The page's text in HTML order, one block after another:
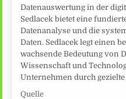
Datenauswertung in der
Sedlacek bietet eine
Datenanalyse und die
Daten. Sedlacek legt einen
wachsende Bedeutung von
Wissenschaft und
Unternehmen durch
Quelle